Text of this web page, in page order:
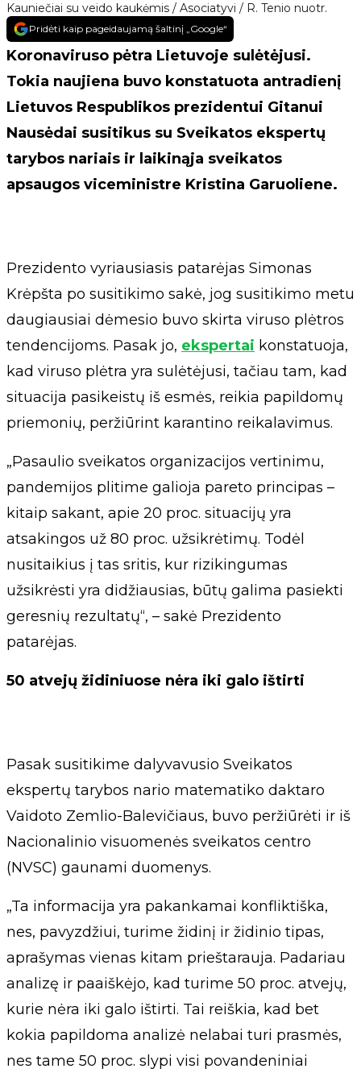
Kauniečiai su veido kaukėmis / Asociatyvi / R. Tenio nuotr.
Pridėti kaip pageidaujamą šaltinį „Google“
Koronaviruso pėtra Lietuvoje sulėtėjusi.
Tokia naujiena buvo konstatuota antradienį
Lietuvos Respublikos prezidentui Gitanui
Nausėdai susitikus su Sveikatos ekspertų
tarybos nariais ir laikinąja sveikatos
apsaugos viceministre Kristina Garuoliene.
Prezidento vyriausiasis patarėjas Simonas
Krėpšta po susitikimo sakė, jog susitikimo metu
daugiausiai dėmesio buvo skirta viruso plėtros
tendencijoms. Pasak jo, ekspertai konstatuoja,
kad viruso plėtra yra sulėtėjusi, tačiau tam, kad
situacija pasikeistų iš esmės, reikia papildomų
priemonių, peržiūrint karantino reikalavimus.
„Pasaulio sveikatos organizacijos vertinimu,
pandemijos plitime galioja pareto principas –
kitaip sakant, apie 20 proc. situacijų yra
atsakingos už 80 proc. užsikrėtimų. Todėl
nusitaikius į tas sritis, kur rizikingumas
užsikrėsti yra didžiausias, būtų galima pasiekti
geresnių rezultatų“, – sakė Prezidento
patarėjas.
50 atvejų židiniuose nėra iki galo ištirti
Pasak susitikime dalyvavusio Sveikatos
ekspertų tarybos nario matematiko daktaro
Vaidoto Zemlio-Balevičiaus, buvo peržiūrėti ir iš
Nacionalinio visuomenės sveikatos centro
(NVSC) gaunami duomenys.
„Ta informacija yra pakankamai konfliktiška,
nes, pavyzdžiui, turime židinį ir židinio tipas,
aprašymas vienas kitam prieštarauja. Padariau
analizę ir paaiškėjo, kad turime 50 proc. atvejų,
kurie nėra iki galo ištirti. Tai reiškia, kad bet
kokia papildoma analizė nelabai turi prasmės,
nes tame 50 proc. slypi visi povandeniniai